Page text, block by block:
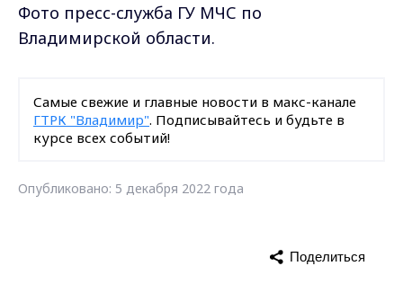
Фото пресс-служба ГУ МЧС по
Владимирской области.
Самые свежие и главные новости в макс-канале
ГТРК "Владимир". Подписывайтесь и будьте в
курсе всех событий!
Опубликовано: 5 декабря 2022 года
Поделиться